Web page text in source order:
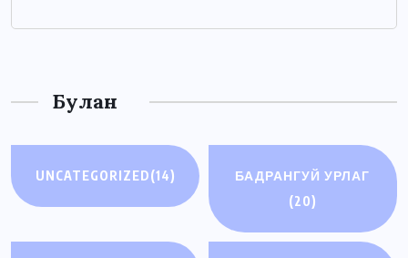
Булан
UNCATEGORIZED(14)
БАДРАНГУЙ УРЛАГ
(20)